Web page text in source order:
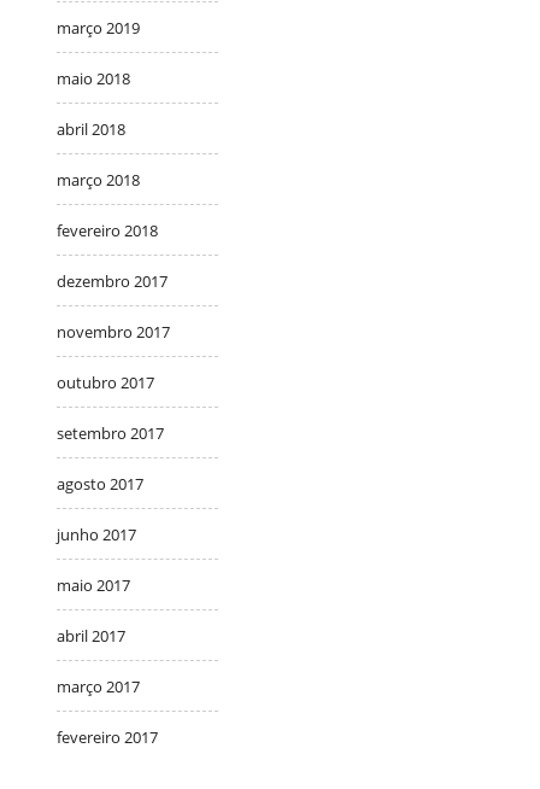
março 2019
maio 2018
abril 2018
março 2018
fevereiro 2018
dezembro 2017
novembro 2017
outubro 2017
setembro 2017
agosto 2017
junho 2017
maio 2017
abril 2017
março 2017
fevereiro 2017